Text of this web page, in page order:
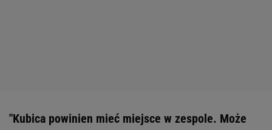
"Kubica powinien mieć miejsce w zespole. Może